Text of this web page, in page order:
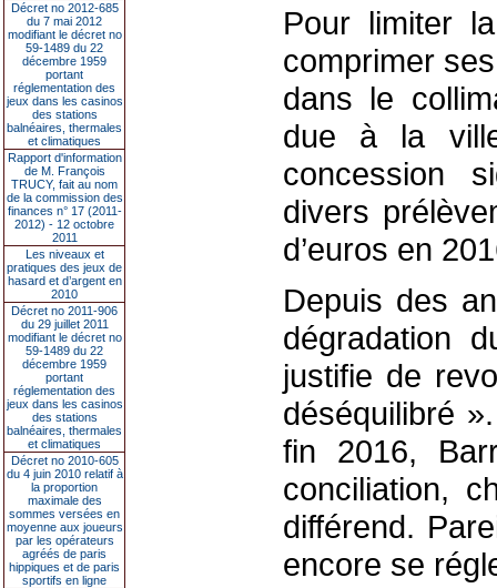
Décret no 2012-685
du 7 mai 2012
modifiant le décret no
59-1489 du 22
décembre 1959
portant
réglementation des
jeux dans les casinos
des stations
balnéaires, thermales
et climatiques
Rapport d'information
de M. François
TRUCY, fait au nom
de la commission des
finances n° 17 (2011-
2012) - 12 octobre
2011
Les niveaux et
pratiques des jeux de
hasard et d’argent en
2010
Décret no 2011-906
du 29 juillet 2011
modifiant le décret no
59-1489 du 22
décembre 1959
portant
réglementation des
jeux dans les casinos
des stations
balnéaires, thermales
et climatiques
Décret no 2010-605
du 4 juin 2010 relatif à
la proportion
maximale des
sommes versées en
moyenne aux joueurs
par les opérateurs
agréés de paris
hippiques et de paris
sportifs en ligne
Pour limiter
comprimer
dans le
due à la
concession
divers
d’euros en
Depuis des
dégradation
justifie de
déséquilibré
fin 2016,
conciliation,
différend.
encore se